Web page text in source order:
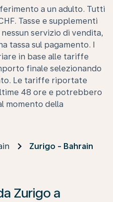
a un adulto. Tutti
Tasse e supplementi
servizio di vendita,
tassa sul pagamento. I
in base alle tariffe
finale selezionando
Le tariffe riportate
48 ore e potrebbero
momento della
Zurigo - Bahrain
Zurigo a
clic su “Cerca le offerte”